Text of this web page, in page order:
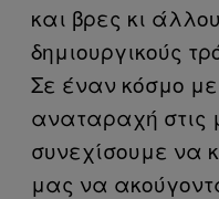
και βρες κι
δημιουργικούς
Σε έναν κόσμο
αναταραχή στις
συνεχίσουμε να
μας να